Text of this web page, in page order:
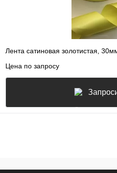
Лента сатиновая золотистая,
Цена по запросу